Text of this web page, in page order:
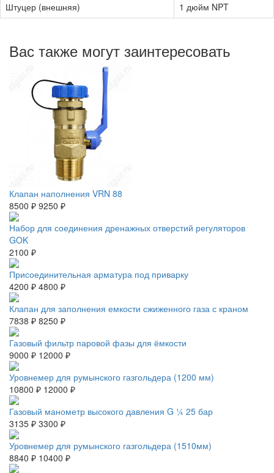
Штуцер (внешняя)
1 дюйм NPT
Вас также могут заинтересовать
Клапан наполнения VRN 88
8500 ₽ 9250 ₽
Набор для соединения дренажных отверстий регуляторов
GOK
2100 ₽
Присоединительная арматура под приварку
4200 ₽ 4800 ₽
Клапан для заполнения емкости сжиженного газа с краном
7838 ₽ 8250 ₽
Газовый фильтр паровой фазы для ёмкости
9000 ₽ 12000 ₽
Уровнемер для румынского газгольдера (1200 мм)
10800 ₽ 12000 ₽
Газовый манометр высокого давления G ¼ 25 бар
3135 ₽ 3300 ₽
Уровнемер для румынского газгольдера (1510мм)
8840 ₽ 10400 ₽